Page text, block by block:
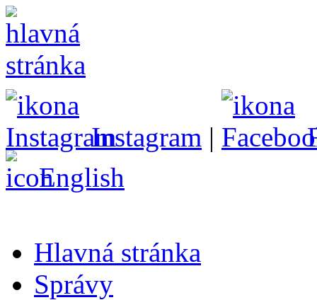
Instagram |
English
Hlavná stránka
Správy